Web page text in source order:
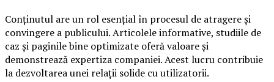
Conținutul are un rol esențial în procesul de atragere și
convingere a publicului. Articolele informative, studiile de
caz și paginile bine optimizate oferă valoare și
demonstrează expertiza companiei. Acest lucru contribuie
la dezvoltarea unei relații solide cu utilizatorii.